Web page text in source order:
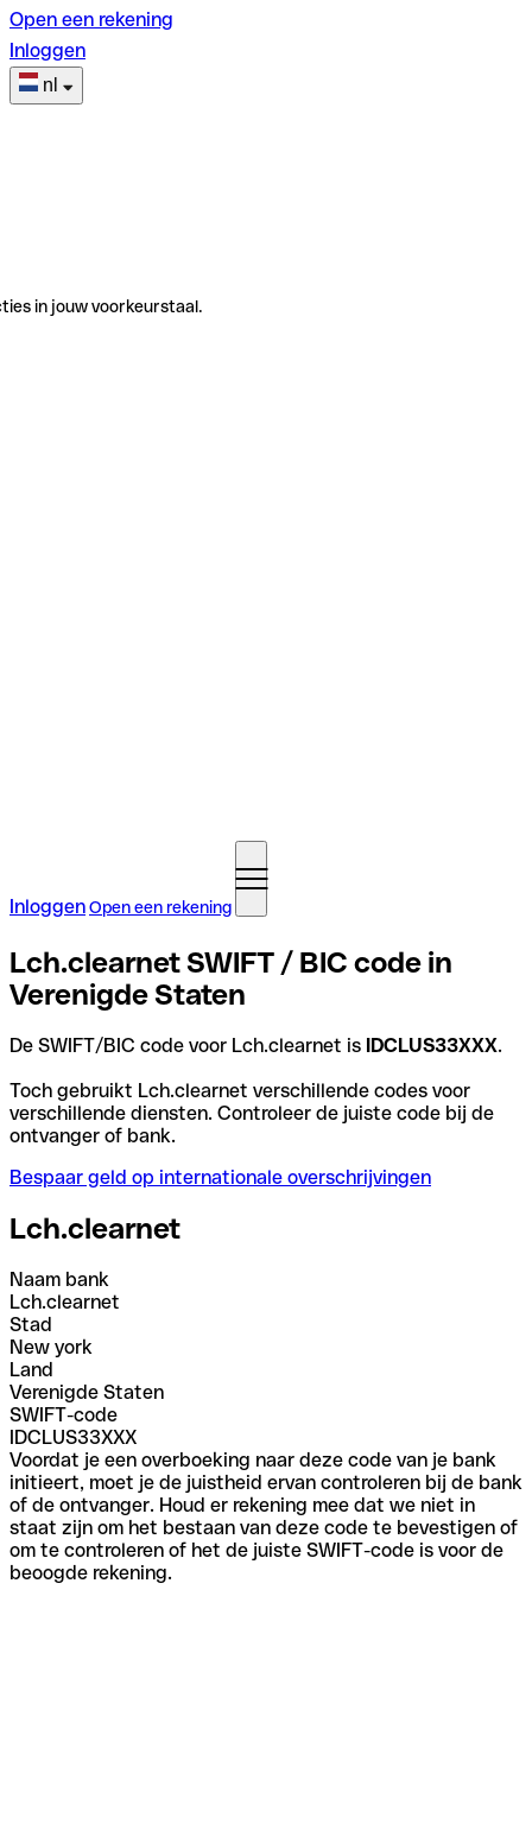
Open een rekening
Inloggen
nl
in jouw voorkeurstaal.
InloggenOpen een rekening
Lch.clearnet SWIFT / BIC code in
Verenigde Staten
De SWIFT/BIC code voor Lch.clearnet is IDCLUS33XXX.
Toch gebruikt Lch.clearnet verschillende codes voor
verschillende diensten. Controleer de juiste code bij de
ontvanger of bank.
Bespaar geld op internationale overschrijvingen
Lch.clearnet
Naam bank
Lch.clearnet
Stad
New york
Land
Verenigde Staten
SWIFT-code
IDCLUS33XXX
Voordat je een overboeking naar deze code van je bank
initieert, moet je de juistheid ervan controleren bij de bank
of de ontvanger. Houd er rekening mee dat we niet in
staat zijn om het bestaan van deze code te bevestigen of
om te controleren of het de juiste SWIFT-code is voor de
beoogde rekening.